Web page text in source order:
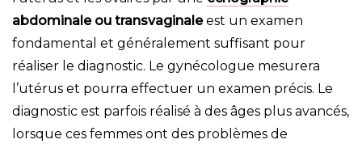
abdominale ou transvaginaleest un examen
fondamental et généralement suffisant pour
réaliser le diagnostic. Le gynécologue mesurera
l’utérus et pourra effectuer un examen précis. Le
diagnostic est parfois réalisé à des âges plus avancés,
lorsque ces femmes ont des problèmes de